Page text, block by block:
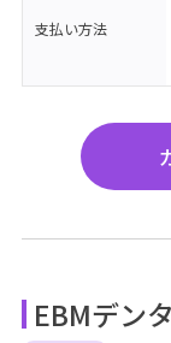
支払い方法
EBMデン